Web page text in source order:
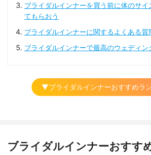
ブライダルインナーを買う前に体のサイ
てもらおう
ブライダルインナーに関するよくある質
ブライダルインナーで最高のウェディン
▼ブライダルインナーおすすめラ
ブライダルインナーおすす